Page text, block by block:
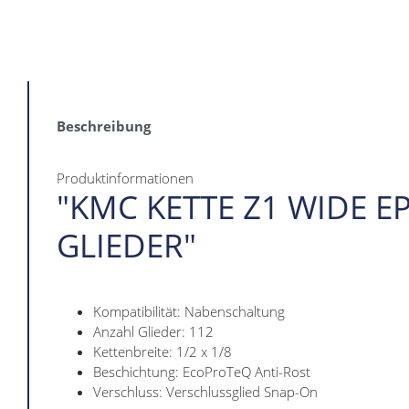
Beschreibung
Produktinformationen
"KMC KETTE Z1 WIDE
GLIEDER"
Kompatibilität: Nabenschaltung
Anzahl Glieder: 112
Kettenbreite: 1/2 x 1/8
Beschichtung: EcoProTeQ Anti-Rost
Verschluss: Verschlussglied Snap-On